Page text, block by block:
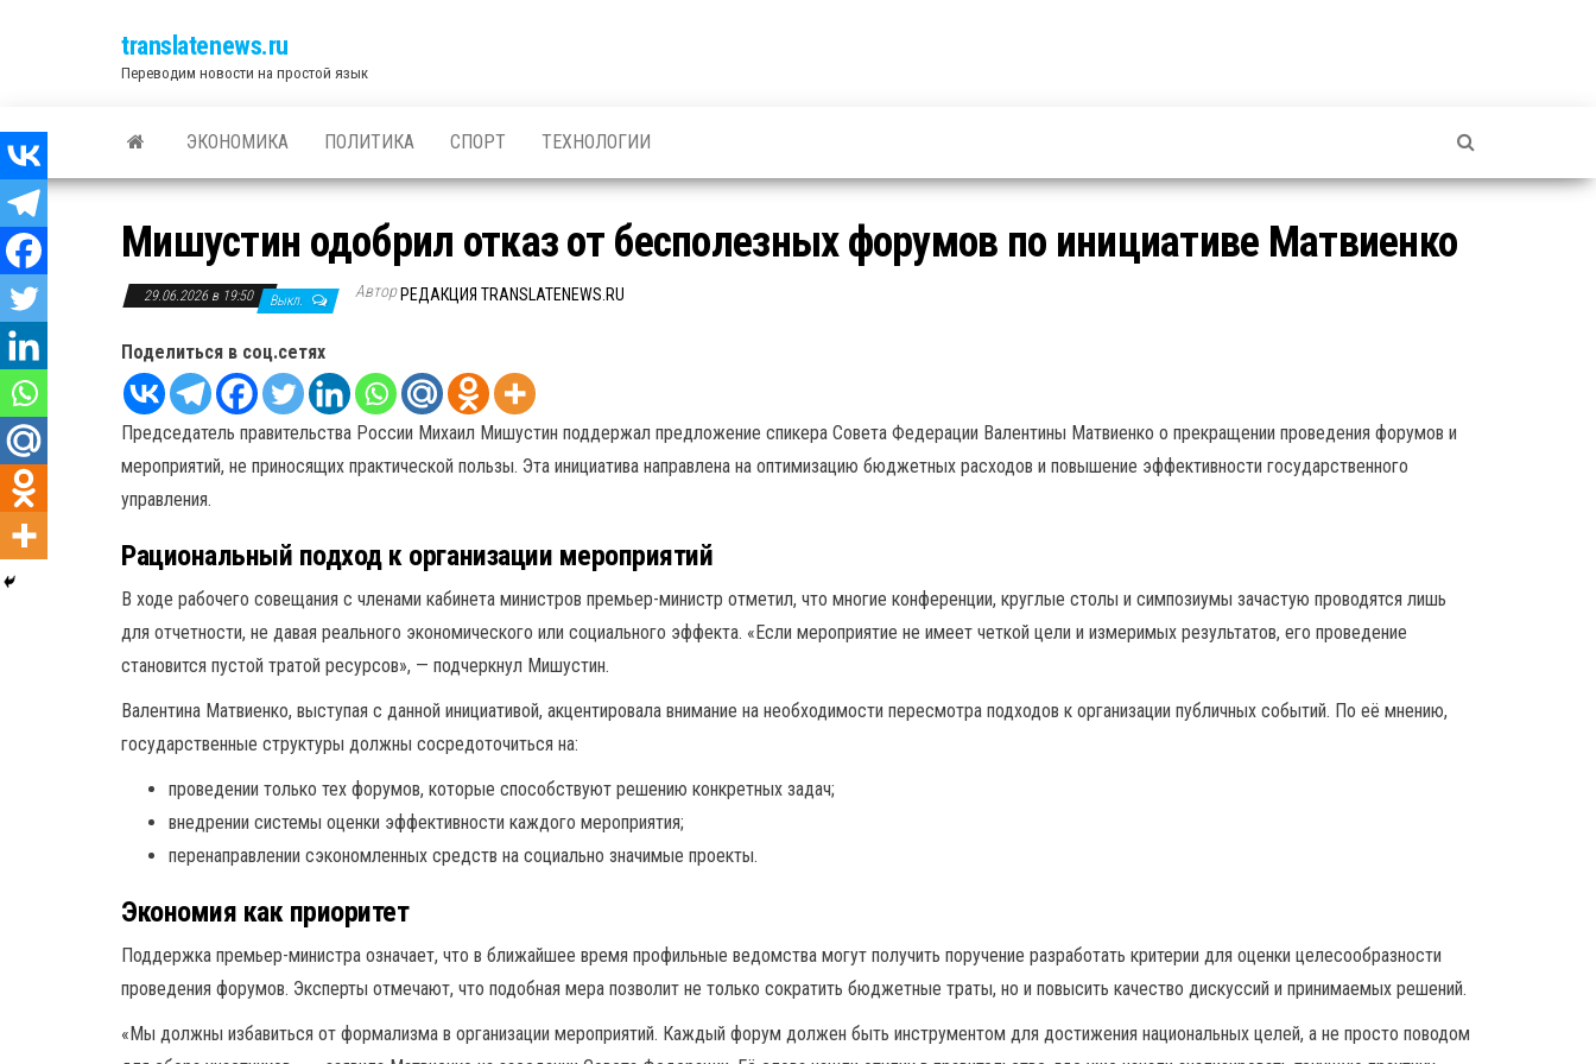
translatenews.ru
Переводим новости на простой язык
ЭКОНОМИКА ПОЛИТИКА СПОРТ ТЕХНОЛОГИИ
Мишустин одобрил отказ от бесполезных форумов по инициативе Матвиенко
29.06.2026 в 19:50 Выкл. Автор РЕДАКЦИЯ TRANSLATENEWS.RU
Поделиться в соц.сетях
Председатель правительства России Михаил Мишустин поддержал предложение спикера Совета Федерации Валентины Матвиенко о прекращении проведения форумов и
мероприятий, не приносящих практической пользы. Эта инициатива направлена на оптимизацию бюджетных расходов и повышение эффективности государственного
управления.
Рациональный подход к организации мероприятий
В ходе рабочего совещания с членами кабинета министров премьер-министр отметил, что многие конференции, круглые столы и симпозиумы зачастую проводятся лишь
для отчетности, не давая реального экономического или социального эффекта. «Если мероприятие не имеет четкой цели и измеримых результатов, его проведение
становится пустой тратой ресурсов», — подчеркнул Мишустин.
Валентина Матвиенко, выступая с данной инициативой, акцентировала внимание на необходимости пересмотра подходов к организации публичных событий. По её мнению,
государственные структуры должны сосредоточиться на:
проведении только тех форумов, которые способствуют решению конкретных задач;
внедрении системы оценки эффективности каждого мероприятия;
перенаправлении сэкономленных средств на социально значимые проекты.
Экономия как приоритет
Поддержка премьер-министра означает, что в ближайшее время профильные ведомства могут получить поручение разработать критерии для оценки целесообразности
проведения форумов. Эксперты отмечают, что подобная мера позволит не только сократить бюджетные траты, но и повысить качество дискуссий и принимаемых решений.
«Мы должны избавиться от формализма в организации мероприятий. Каждый форум должен быть инструментом для достижения национальных целей, а не просто поводом